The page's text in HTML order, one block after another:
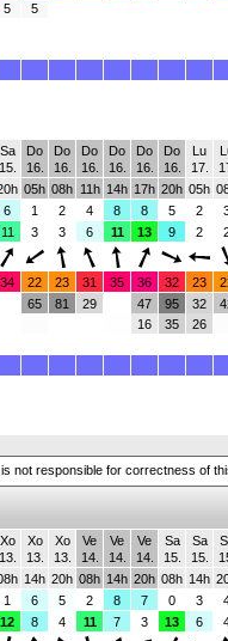
5 5
Sa
15.
Do
16.
Do
16.
Do
16.
Do
16.
Do
16.
Do
16.
Lu
17.
05h 08h 11h 14h 17h 20h 05h
6 1 2 4 8 8 5 2
11 3 3 6 11 13 9 2
34 22 23 31 35 36 32 23
65 81 29
47
16
95
35
32
26
not responsible for correctness of
Xo
13.
Xo
13.
Xo
13.
Ve
14.
Ve
14.
Ve
14.
Sa
15.
Sa
15.
14h 20h 08h 14h 20h 08h 14h
1 6 5 2 8 7 0 3
12 8 4 11 7 3 13 6